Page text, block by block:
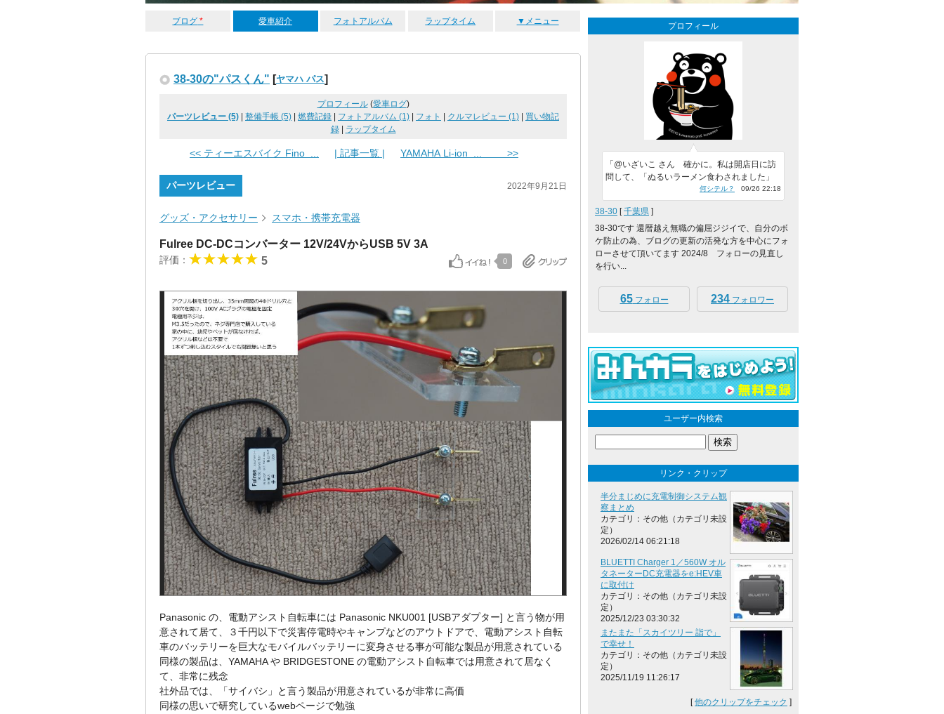
ブログ * 愛車紹介 フォトアルバム ラップタイム ▼メニュー
38-30の"パスくん" [ヤマハ パス]
プロフィール(愛車ログ)
パーツレビュー (5)
整備手帳 (5) 燃費記録 フォトアルバム (1) フォト クルマレビュー (1)
買い物記
録| ラップタイム
<< ティーエスバイク Fino ... | 記事一覧 | YAMAHA Li-ion ... >>
パーツレビュー 2022年9月21日
グッズ・アクセサリー スマホ・携帯充電器
Fulree DC-DCコンバーター 12V/24VからUSB 5V 3A
評価： 5 0
Panasonic の、電動アシスト自転車には Panasonic NKU001 [USBアダプター] と言う物が用
意されて居て、３千円以下で災害停電時やキャンプなどのアウトドアで、電動アシスト自転
車のバッテリーを巨大なモバイルバッテリーに変身させる事が可能な製品が用意されている
同様の製品は、YAMAHA や BRIDGESTONE の電動アシスト自転車では用意されて居なく
て、非常に残念
社外品では、「サイバシ」と言う製品が用意されているが非常に高価
同様の思いで研究しているwebページで勉強
プロフィール
「@いざいこ さん 確かに。私は開店日に訪
問して、「ぬるいラーメン食わされました」
何シテル？ 09/26 22:18
38-30 [千葉県 ]
38-30です 還暦越え無職の偏屈ジジイで、自分のボ
ケ防止の為、ブログの更新の活発な方を中心にフォ
ローさせて頂いてます 2024/8 フォローの見直し
を行い...
65フォロー 234 フォロワー
ユーザー内検索
リンク・クリップ
半分まじめに充電制御システム観
察まとめ
カテゴリ：その他（カテゴリ未設
定）
2026/02/14 06:21:18
BLUETTI Charger 1／560W オル
タネーターDC充電器をe:HEV車
に取付け
カテゴリ：その他（カテゴリ未設
定）
2025/12/23 03:30:32
またまた「スカイツリー 詣で」
で幸せ！
カテゴリ：その他（カテゴリ未設
定）
2025/11/19 11:26:17
[他のクリップをチェック ]